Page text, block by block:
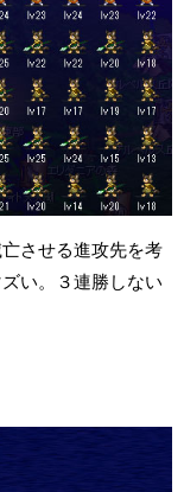
させる進攻先を考
い。３連勝しない